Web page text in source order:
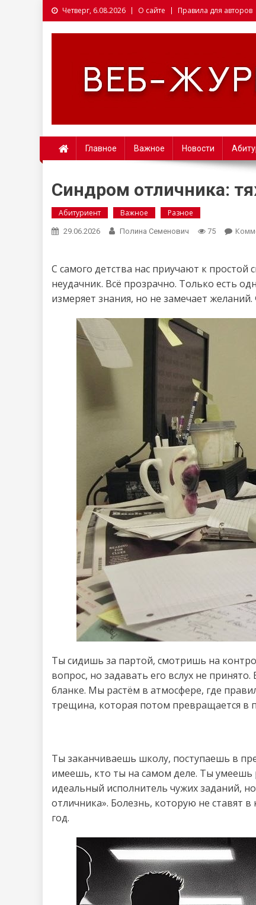
Четверг, 6.08.2026 О сайте Правила для авторов
Веб-журналист.
Главное Важное Новости
Синдром отличника:
Абитуриент Важное Разное
29.06.2026 Полина Семенович 75
С самого детства нас приучают к
неудачник. Всё прозрачно. Только есть
измеряет знания, но не замечает
Ты сидишь за партой, смотришь на
вопрос, но задавать его вслух не
бланке. Мы растём в атмосфере, где
трещина, которая потом превращается в
Ты заканчиваешь школу, поступаешь в
имеешь, кто ты на самом деле. Ты
идеальный исполнитель чужих заданий,
отличника». Болезнь, которую не ставят
год.